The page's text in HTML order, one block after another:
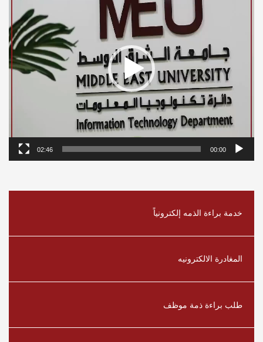
00:00
02:46
خدمة براءة الذمه إلكترونياً
المغادرة الالكترونيه
طلب براءة ذمة موظف